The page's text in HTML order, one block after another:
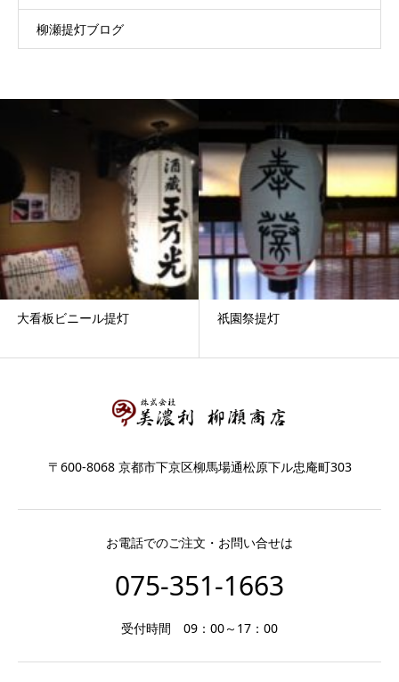
柳瀬提灯ブログ
大看板ビニール提灯 祇園祭提灯
〒600-8068 京都市下京区柳馬場通松原下ル忠庵町303
お電話でのご注文・お問い合せは
075-351-1663
受付時間 09：00～17：00